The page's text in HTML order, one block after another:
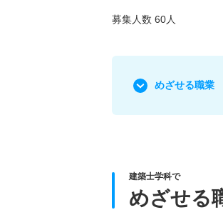
募集人数 60人
めざせる職業
建築士学科で
めざせる